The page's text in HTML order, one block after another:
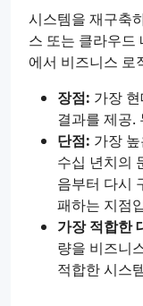
시스템을 재구축
스 또는 클라우드
에서 비즈니스 로
장점: 가장
결과를 제공.
단점: 가장
수십 년치의
음부터 다시
패하는 지점
가장 적합한
량을 비즈니
적합한 시스